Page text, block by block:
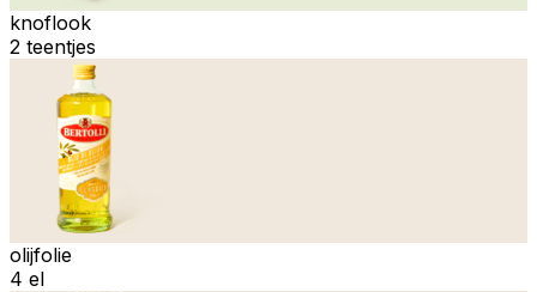
knoflook
2 teentjes
olijfolie
4 el